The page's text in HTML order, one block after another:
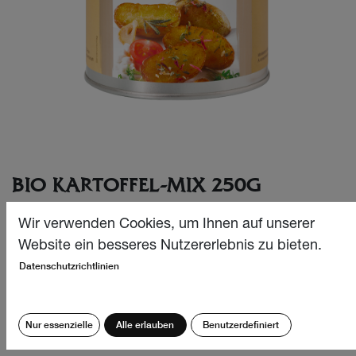
BIO KARTOFFEL-MIX 250G
Ob Pommes Frites, Ofenkartoffeln, Gratin, Kartoffelstock
oder Country Fries: unser Bio Kartoffel-Mix schmeckt
CHF37.90
Wir verwenden Cookies, um Ihnen auf unserer
Website ein besseres Nutzererlebnis zu bieten.
Datenschutzrichtlinien
Nur essenzielle Alle erlauben Benutzerdefiniert